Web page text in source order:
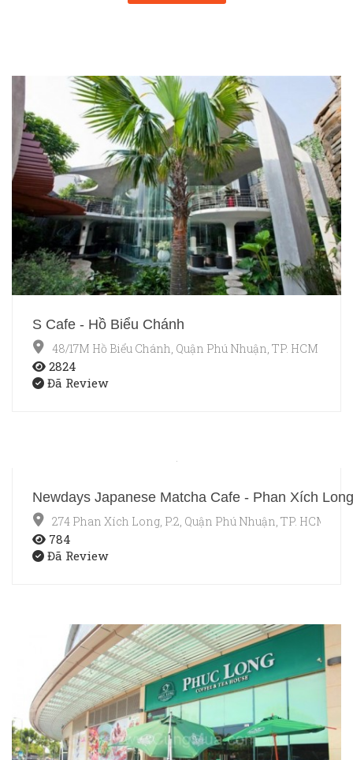
S Cafe - Hồ Biểu Chánh
48/17M Hồ Biểu Chánh, Quận Phú Nhuận, TP. HCM
2824
Đã Review
Newdays Japanese Matcha Cafe - Phan Xích Long
274 Phan Xích Long, P.2, Quận Phú Nhuận, TP. HCM
784
Đã Review